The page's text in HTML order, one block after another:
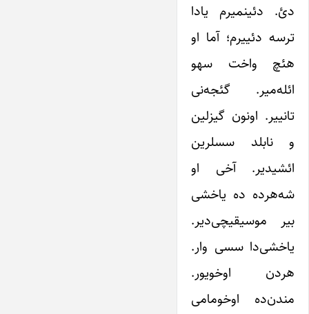
دئ. دئینمیرم یادا
ترسه دئییرم؛ آما او
هئچ واخت سهو
ائله‌میر. گئجه‌نی
تانییر. اونون گیزلین
و نابلد سسلرین
ائشیدیر. آخی او
شه‌هرده ده یاخشی
بیر موسیقیچی‌دیر.
یاخشی‌دا سسی وار.
هردن اوخویور.
مندن‌ده اوخومامی‌